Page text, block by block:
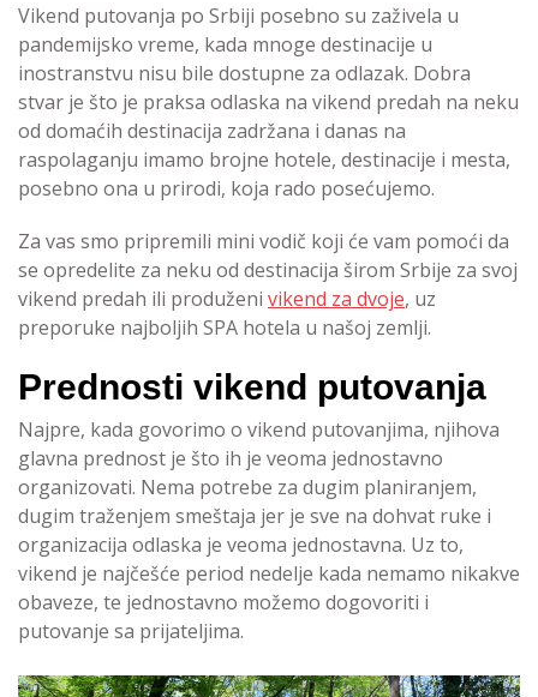
Vikend putovanja po Srbiji posebno su zaživela u
pandemijsko vreme, kada mnoge destinacije u
inostranstvu nisu bile dostupne za odlazak. Dobra
stvar je što je praksa odlaska na vikend predah na neku
od domaćih destinacija zadržana i danas na
raspolaganju imamo brojne hotele, destinacije i mesta,
posebno ona u prirodi, koja rado posećujemo.
Za vas smo pripremili mini vodič koji će vam pomoći da
se opredelite za neku od destinacija širom Srbije za svoj
vikend predah ili produženi vikend za dvoje, uz
preporuke najboljih SPA hotela u našoj zemlji.
Prednosti vikend putovanja
Najpre, kada govorimo o vikend putovanjima, njihova
glavna prednost je što ih je veoma jednostavno
organizovati. Nema potrebe za dugim planiranjem,
dugim traženjem smeštaja jer je sve na dohvat ruke i
organizacija odlaska je veoma jednostavna. Uz to,
vikend je najčešće period nedelje kada nemamo nikakve
obaveze, te jednostavno možemo dogovoriti i
putovanje sa prijateljima.